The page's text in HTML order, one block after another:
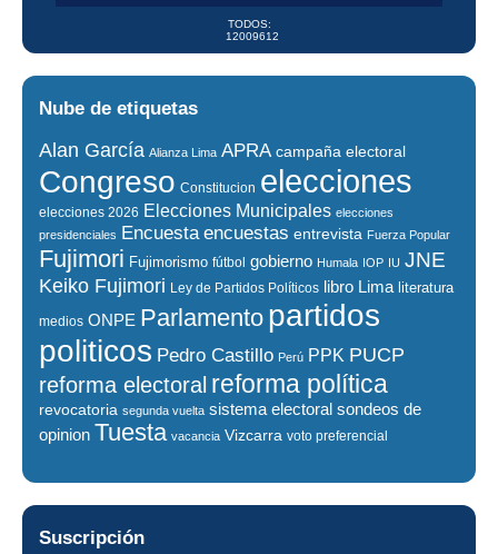
TODOS:
12009612
Nube de etiquetas
Alan García Alianza Lima APRA campaña electoral
Congreso Constitucion elecciones
elecciones 2026 Elecciones Municipales elecciones
presidenciales
Encuesta encuestas entrevista Fuerza Popular
Fujimori Fujimorismo fútbol gobierno Humala IOP IU JNE
Keiko Fujimori Ley de Partidos Políticos libro Lima literatura
medios ONPE Parlamento partidos
politicos Pedro Castillo Perú PPK PUCP
reforma electoral reforma política
revocatoria segunda vuelta sistema electoral sondeos de
opinion Tuesta vacancia Vizcarra voto preferencial
Suscripción